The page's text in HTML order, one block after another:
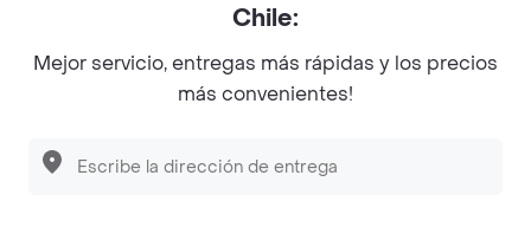
Descubre las PROMOCIONES que tenemos
Chile:
Mejor servicio, entregas más rápidas y los precios
más convenientes!